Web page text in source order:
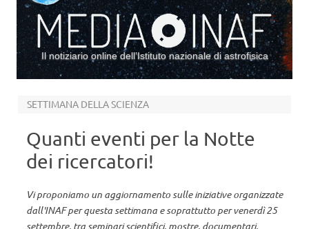
Il notiziario online dell’Istituto nazionale di astrofisica
SETTIMANA DELLA SCIENZA
Quanti eventi per la Notte
dei ricercatori!
Vi proponiamo un aggiornamento sulle iniziative organizzate
dall'INAF per questa settimana e soprattutto per venerdì 25
settembre, tra seminari scientifici, mostre, documentari,